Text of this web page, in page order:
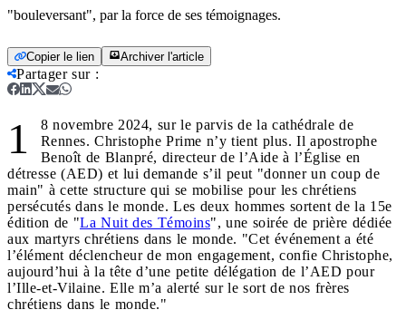
"bouleversant", par la force de ses témoignages.
Copier le lien Archiver l'article
Partager sur:
1
8 novembre 2024, sur le parvis de la cathédrale de
Rennes. Christophe Prime n’y tient plus. Il apostrophe
Benoît de Blanpré, directeur de l’Aide à l’Église en
détresse (AED) et lui demande s’il peut "donner un coup de
main" à cette structure qui se mobilise pour les chrétiens
persécutés dans le monde. Les deux hommes sortent de la 15e
édition de "La Nuit des Témoins", une soirée de prière dédiée
aux martyrs chrétiens dans le monde. "Cet événement a été
l’élément déclencheur de mon engagement, confie Christophe,
aujourd’hui à la tête d’une petite délégation de l’AED pour
l’Ille-et-Vilaine. Elle m’a alerté sur le sort de nos frères
chrétiens dans le monde."